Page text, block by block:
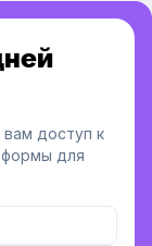
доступ к
для